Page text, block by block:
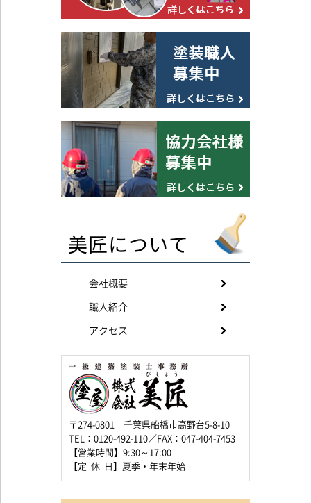
美匠について
会社概要
職人紹介
アクセス
〒274-0801 千葉県船橋市高野台5-8-10
TEL：0120-492-110／FAX：047-404-7453
【営業時間】9:30～17:00
【定 休 日】夏季・年末年始